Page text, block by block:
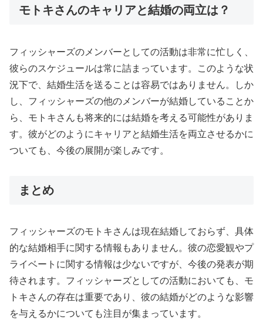
モトキさんのキャリアと結婚の両立は？
フィッシャーズのメンバーとしての活動は非常に忙しく、
彼らのスケジュールは常に詰まっています。このような状
況下で、結婚生活を送ることは容易ではありません。しか
し、フィッシャーズの他のメンバーが結婚していることか
ら、モトキさんも将来的には結婚を考える可能性がありま
す。彼がどのようにキャリアと結婚生活を両立させるかに
ついても、今後の展開が楽しみです。
まとめ
フィッシャーズのモトキさんは現在結婚しておらず、具体
的な結婚相手に関する情報もありません。彼の恋愛観やプ
ライベートに関する情報は少ないですが、今後の発表が期
待されます。フィッシャーズとしての活動においても、モ
トキさんの存在は重要であり、彼の結婚がどのような影響
を与えるかについても注目が集まっています。